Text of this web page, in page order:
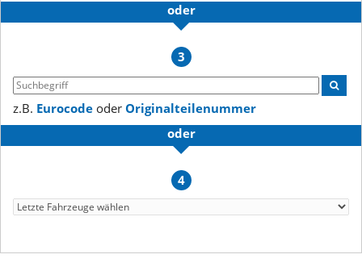
oder
3
z.B. Eurocode oder Originalteilenummer
oder
4